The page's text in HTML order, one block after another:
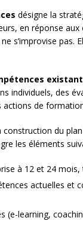
désigne la
en réponse
s’improvise pas.
individuels, des
de
du
les éléments
à 12 et 24
actuelles et
(e-learning,